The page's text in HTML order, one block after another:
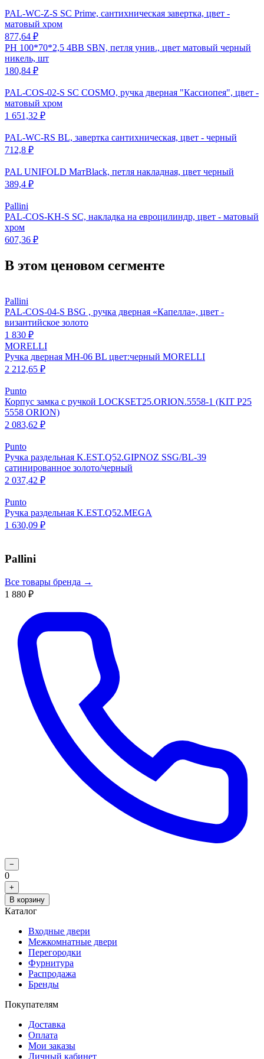
PAL-WC-Z-S SC Prime, сантихническая завертка, цвет -
матовый хром
877,64 ₽
PH 100*70*2,5 4BB SBN, петля унив., цвет матовый черный
никель, шт
180,84 ₽
PAL-COS-02-S SC COSMO, ручка дверная "Кассиопея", цвет -
матовый хром
1 651,32 ₽
PAL-WC-RS BL, завертка сантихническая, цвет - черный
712,8 ₽
PAL UNIFOLD МатBlack, петля накладная, цвет черный
389,4 ₽
Pallini
PAL-COS-KH-S SC, накладка на евроцилиндр, цвет - матовый
хром
607,36 ₽
В этом ценовом сегменте
Pallini
PAL-COS-04-S BSG , ручка дверная «Капелла», цвет -
византийское золото
1 830 ₽
MORELLI
Ручка дверная MH-06 BL цвет:черный MORELLI
2 212,65 ₽
Punto
Корпус замка с ручкой LOCKSET25.ORION.5558-1 (KIT P25
5558 ORION)
2 083,62 ₽
Punto
Ручка раздельная K.EST.Q52.GIPNOZ SSG/BL-39
сатинированное золото/черный
2 037,42 ₽
Punto
Ручка раздельная K.EST.Q52.MEGA
1 630,09 ₽
Pallini
Все товары бренда →
1 880 ₽
−
0
+
В корзину
Каталог
Входные двери
Межкомнатные двери
Перегородки
Фурнитура
Распродажа
Бренды
Покупателям
Доставка
Оплата
Мои заказы
Личный кабинет